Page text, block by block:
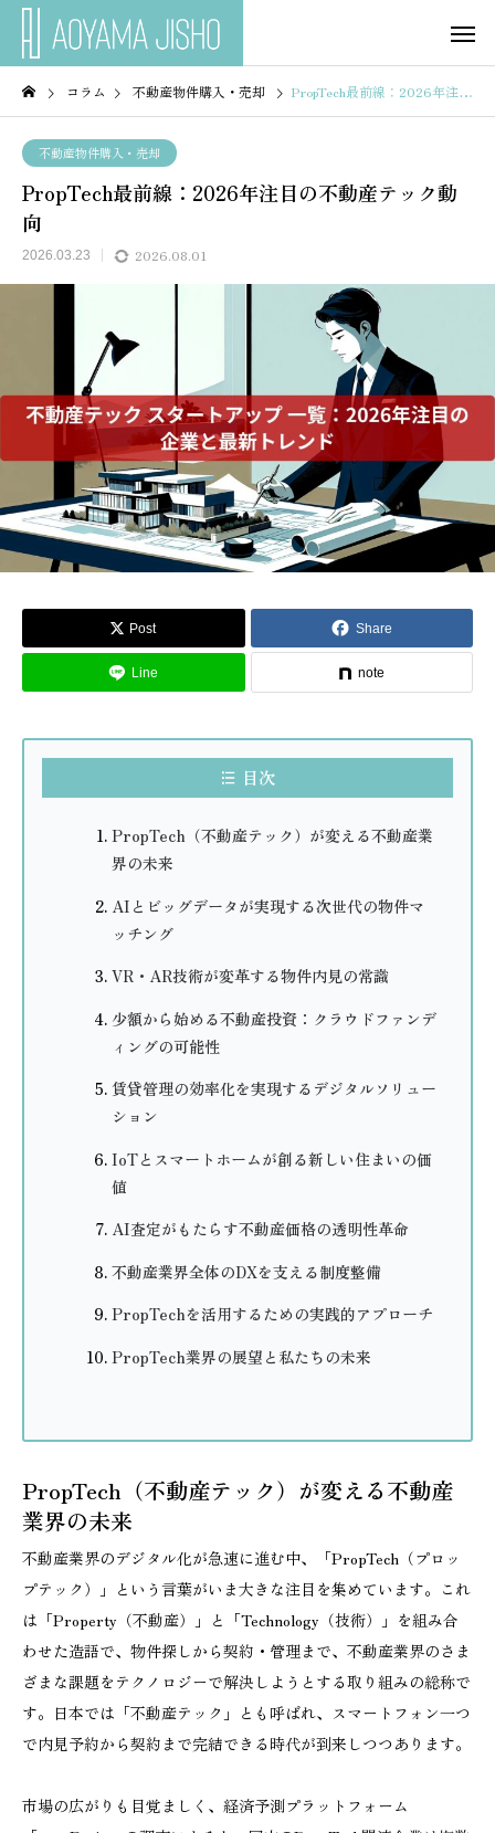
コラム 不動産物件購入・売却 PropTech最前線：2026年注目の不動産テック動向
不動産物件購入・売却
PropTech最前線：2026年注目の不動産テック動
向
2026.03.23 2026.08.01
Post Share
Line note
目次
PropTech（不動産テック）が変える不動産業
界の未来
AIとビッグデータが実現する次世代の物件マ
ッチング
VR・AR技術が変革する物件内見の常識
少額から始める不動産投資：クラウドファンデ
ィングの可能性
賃貸管理の効率化を実現するデジタルソリュー
ション
IoTとスマートホームが創る新しい住まいの価
値
AI査定がもたらす不動産価格の透明性革命
不動産業界全体のDXを支える制度整備
PropTechを活用するための実践的アプローチ
PropTech業界の展望と私たちの未来
PropTech（不動産テック）が変える不動産
業界の未来
不動産業界のデジタル化が急速に進む中、「PropTech（プロッ
プテック）」という言葉がいま大きな注目を集めています。これ
は「Property（不動産）」と「Technology（技術）」を組み合
わせた造語で、物件探しから契約・管理まで、不動産業界のさま
ざまな課題をテクノロジーで解決しようとする取り組みの総称で
す。日本では「不動産テック」とも呼ばれ、スマートフォン一つ
で内見予約から契約まで完結できる時代が到来しつつあります。
市場の広がりも目覚ましく、経済予測プラットフォーム